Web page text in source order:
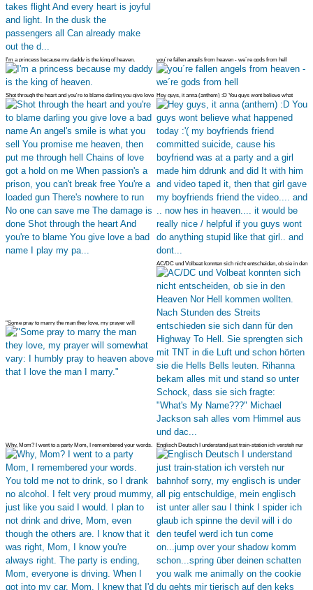
I'm a princess because my daddy is the king of heaven. you´re fallen angels from heaven - we´re gods from hell
Shot through the heart and you're to blame darling you give love
a bad n
Hey guys, it anna (anthem) :D You guys wont believe what
happened today
"Some pray to marry the man they love, my prayer will
somewhat vary: I h
AC/DC und Volbeat konnten sich nicht entscheiden, ob sie in den
Heaven N
Why, Mom? I went to a party Mom, I remembered your words.
You told me n
Englisch Deutsch I understand just train-station ich versteh nur
bahnhof